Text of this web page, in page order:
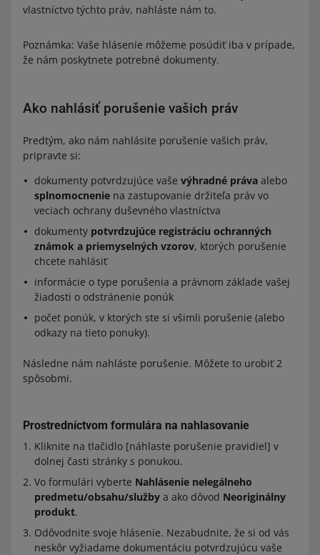
vlastníctvo týchto práv, nahláste nám to.
Poznámka: Vaše hlásenie môžeme posúdiť iba v prípade,
že nám poskytnete potrebné dokumenty.
Ako nahlásiť porušenie vašich práv
Predtým, ako nám nahlásite porušenie vašich práv,
pripravte si:
dokumenty potvrdzujúce vaše výhradné práva alebo
splnomocnenie na zastupovanie držiteľa práv vo
veciach ochrany duševného vlastníctva
dokumenty potvrdzujúce registráciu ochranných
známok a priemyselných vzorov, ktorých porušenie
chcete nahlásiť
informácie o type porušenia a právnom základe vašej
žiadosti o odstránenie ponúk
počet ponúk, v ktorých ste si všimli porušenie (alebo
odkazy na tieto ponuky).
Následne nám nahláste porušenie. Môžete to urobiť 2
spôsobmi.
Prostredníctvom formulára na nahlasovanie
Kliknite na tlačidlo [náhlaste porušenie pravidiel] v
dolnej časti stránky s ponukou.
Vo formulári vyberte Nahlásenie nelegálneho
predmetu/obsahu/služby a ako dôvod Neoriginálny
produkt.
Odôvodnite svoje hlásenie. Nezabudnite, že si od vás
neskôr vyžiadame dokumentáciu potvrdzujúcu vaše